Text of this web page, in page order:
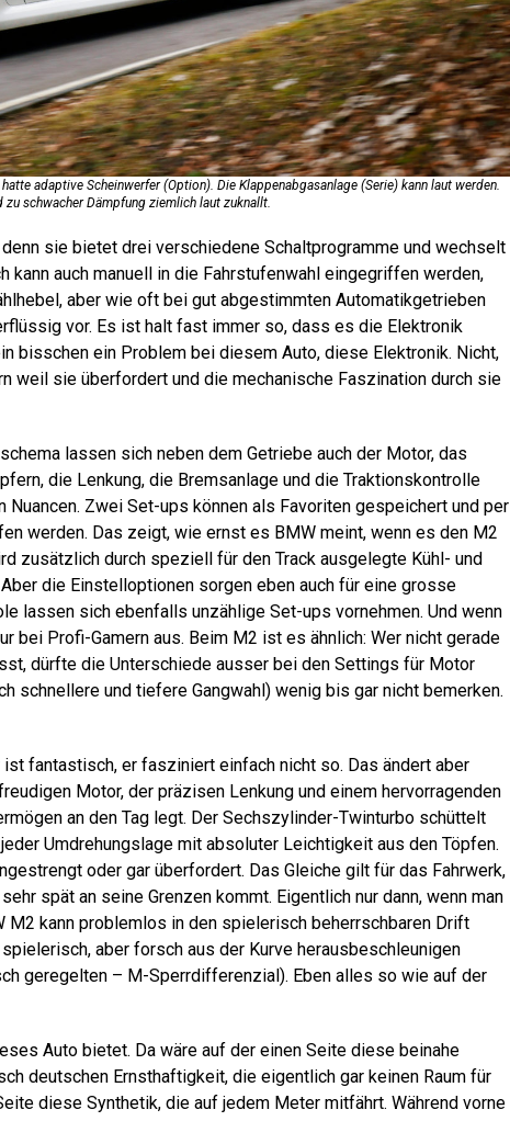
adaptive Scheinwerfer (Option). Die Klappenabgasanlage (Serie) kann laut werden.
schwacher Dämpfung ziemlich laut zuknallt.
sie bietet drei verschiedene Schaltprogramme und wechselt
kann auch manuell in die Fahrstufenwahl eingegriffen werden,
aber wie oft bei gut abgestimmten Automatikgetrieben
vor. Es ist halt fast immer so, dass es die Elektronik
bisschen ein Problem bei diesem Auto, diese Elektronik. Nicht,
weil sie überfordert und die mechanische Faszination durch sie
lassen sich neben dem Getriebe auch der Motor, das
die Lenkung, die Bremsanlage und die Traktionskontrolle
Zwei Set-ups können als Favoriten gespeichert und per
werden. Das zeigt, wie ernst es BMW meint, wenn es den M2
zusätzlich durch speziell für den Track ausgelegte Kühl- und
die Einstelloptionen sorgen eben auch für eine grosse
lassen sich ebenfalls unzählige Set-ups vornehmen. Und wenn
bei Profi-Gamern aus. Beim M2 ist es ähnlich: Wer nicht gerade
dürfte die Unterschiede ausser bei den Settings für Motor
schnellere und tiefere Gangwahl) wenig bis gar nicht bemerken.
fantastisch, er fasziniert einfach nicht so. Das ändert aber
Motor, der präzisen Lenkung und einem hervorragenden
an den Tag legt. Der Sechszylinder-Twinturbo schüttelt
Umdrehungslage mit absoluter Leichtigkeit aus den Töpfen.
oder gar überfordert. Das Gleiche gilt für das Fahrwerk,
spät an seine Grenzen kommt. Eigentlich nur dann, wenn man
M2 kann problemlos in den spielerisch beherrschbaren Drift
aber forsch aus der Kurve herausbeschleunigen
geregelten – M-Sperrdifferenzial). Eben alles so wie auf der
Auto bietet. Da wäre auf der einen Seite diese beinahe
deutschen Ernsthaftigkeit, die eigentlich gar keinen Raum für
diese Synthetik, die auf jedem Meter mitfährt. Während vorne